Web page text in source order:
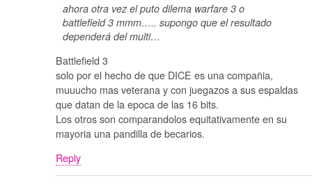
ahora otra vez el puto dilema warfare 3 o
battlefield 3 mmm….. supongo que el resultado
dependerá del multi…
Battlefield 3
solo por el hecho de que DICE es una compañia,
muuucho mas veterana y con juegazos a sus espaldas
que datan de la epoca de las 16 bits.
Los otros son comparandolos equitativamente en su
mayoria una pandilla de becarios.
Reply